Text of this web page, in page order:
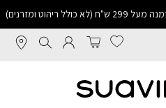
ומזרנים)